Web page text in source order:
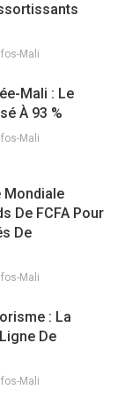
Mali
Mali : Le
À 93 %
Mali
Mondiale
De FCFA Pour
De
Mali
: La
De
Mali